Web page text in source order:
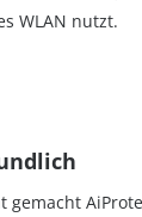
WLAN nutzt.
gemacht